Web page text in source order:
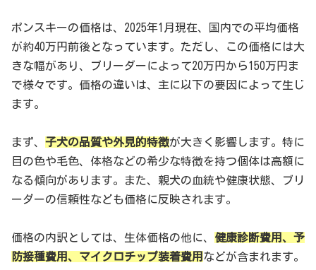
ポンスキーの価格は、2025年1月現在、国内での平均価格
が約40万円前後となっています。ただし、この価格には大
きな幅があり、ブリーダーによって20万円から150万円ま
で様々です。価格の違いは、主に以下の要因によって生じ
ます。
まず、 子犬の品質や外見的特徴が大きく影響します。特に
目の色や毛色、体格などの希少な特徴を持つ個体は高額に
なる傾向があります。また、親犬の血統や健康状態、ブリ
ーダーの信頼性なども価格に反映されます。
価格の内訳としては、生体価格の他に、 健康診断費用、予
防接種費用、マイクロチップ装着費用 などが含まれます。